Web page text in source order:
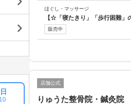
ほぐし・マッサージ
【☆「寝たきり」「歩行困難
販売中
店舗公式
りゅうた整骨院・鍼灸院